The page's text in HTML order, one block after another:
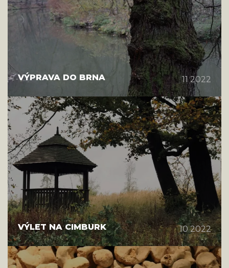
VÝPRAVA DO BRNA 11 2022
VÝLET NA CIMBURK 10 2022